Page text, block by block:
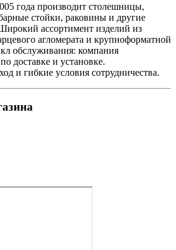
года производит столешницы,
стойки, раковины и другие
ассортимент изделий из
агломерата и крупноформатной
обслуживания: компания
доставке и установке.
и гибкие условия сотрудничества.